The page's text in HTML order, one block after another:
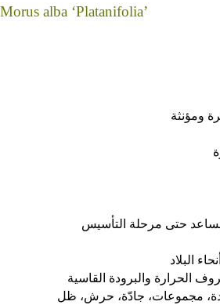
Morus alba ‘Platanifolia’
ومؤنثة
حتى مرحلة التأسيس
البلاد
الحرارة والبرودة القاسية
مجموعات، جادّة، حرش، ظل